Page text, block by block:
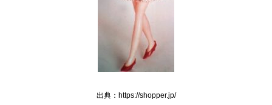
出典：https://shopper.jp/